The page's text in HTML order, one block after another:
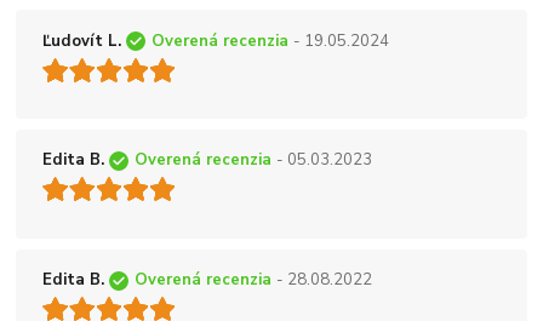
Ľudovít L. Overená recenzia - 19.05.2024
Edita B. Overená recenzia - 05.03.2023
Edita B. Overená recenzia - 28.08.2022